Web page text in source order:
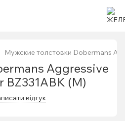
Мужские толстовки Dobermans
Aggressive
BZ331ABK (M)
відгук